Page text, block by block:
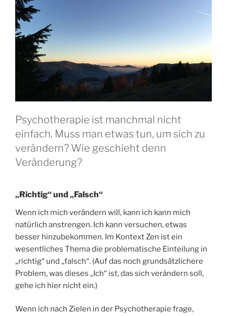
Psychotherapie ist manchmal nicht
einfach. Muss man etwas tun, um sich zu
verändern? Wie geschieht denn
Veränderung?
„Richtig“ und „Falsch“
Wenn ich mich verändern will, kann ich kann mich
natürlich anstrengen. Ich kann versuchen, etwas
besser hinzubekommen. Im Kontext Zen ist ein
wesentliches Thema die problematische Einteilung in
„richtig“ und „falsch“. (Auf das noch grundsätzlichere
Problem, was dieses „Ich“ ist, das sich verändern soll,
gehe ich hier nicht ein.)
Wenn ich nach Zielen in der Psychotherapie frage,